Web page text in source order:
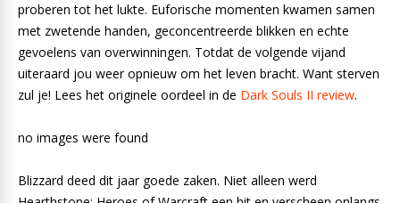
proberen tot het lukte. Euforische momenten kwamen samen
met zwetende handen, geconcentreerde blikken en echte
gevoelens van overwinningen. Totdat de volgende vijand
uiteraard jou weer opnieuw om het leven bracht. Want sterven
zul je! Lees het originele oordeel in de Dark Souls II review.
no images were found
Blizzard deed dit jaar goede zaken. Niet alleen werd